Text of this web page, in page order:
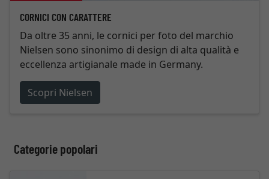
CORNICI CON CARATTERE
Da oltre 35 anni, le cornici per foto del marchio
Nielsen sono sinonimo di design di alta qualità e
eccellenza artigianale made in Germany.
Scopri Nielsen
Categorie popolari